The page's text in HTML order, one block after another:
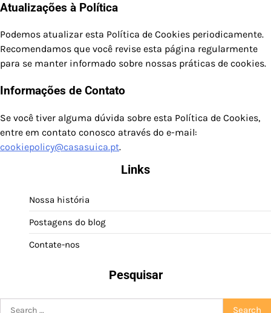
Atualizações à Política
Podemos atualizar esta Política de Cookies periodicamente.
Recomendamos que você revise esta página regularmente
para se manter informado sobre nossas práticas de cookies.
Informações de Contato
Se você tiver alguma dúvida sobre esta Política de Cookies,
entre em contato conosco através do e-mail:
cookiepolicy@casasuica.pt.
Links
Nossa história
Postagens do blog
Contate-nos
Pesquisar